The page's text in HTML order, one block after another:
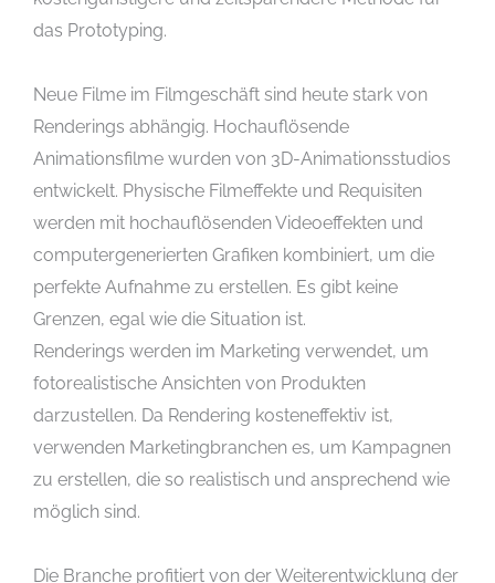
das Prototyping.
Neue Filme im Filmgeschäft sind heute stark von
Renderings abhängig. Hochauflösende
Animationsfilme wurden von 3D-Animationsstudios
entwickelt. Physische Filmeffekte und Requisiten
werden mit hochauflösenden Videoeffekten und
computergenerierten Grafiken kombiniert, um die
perfekte Aufnahme zu erstellen. Es gibt keine
Grenzen, egal wie die Situation ist.
Renderings werden im Marketing verwendet, um
fotorealistische Ansichten von Produkten
darzustellen. Da Rendering kosteneffektiv ist,
verwenden Marketingbranchen es, um Kampagnen
zu erstellen, die so realistisch und ansprechend wie
möglich sind.
Die Branche profitiert von der Weiterentwicklung der